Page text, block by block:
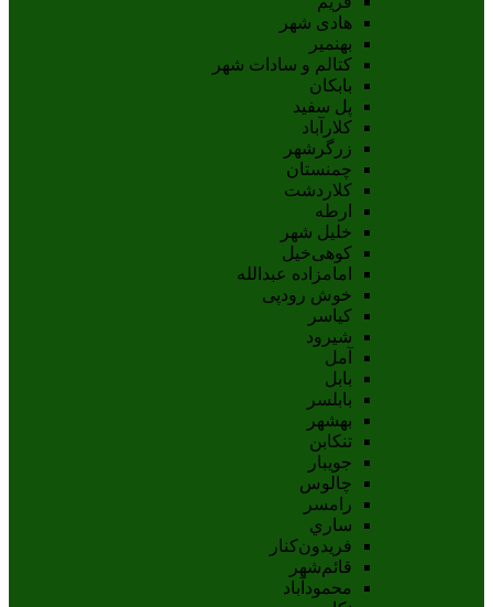
هادی شهر
بهنمیر
کتالم و سادات شهر
بابکان
پل سفید
کلارآباد
زرگرشهر
چمنستان
کلاردشت
ارطه
خلیل شهر
کوهی‌خیل
امامزاده عبدالله
خوش رودپی
کیاسر
شیرود
آمل
بابل
بابلسر
بهشهر
تنکابن
جويبار
چالوس
رامسر
ساري
فريدون‌کنار
قائم‌شهر
محمودآباد